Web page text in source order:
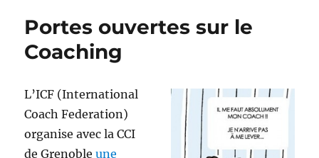
Portes ouvertes sur le
Coaching
L’ICF (International
Coach Federation)
organise avec la CCI
de Grenobleune